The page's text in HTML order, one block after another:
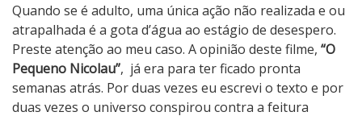
O
P
e
q
u
e
Quando se é adulto, uma única ação não realizada e ou
atrapalhada é a gota d’água ao estágio de desespero.
Preste atenção ao meu caso. A opinião deste filme, “O
Pequeno Nicolau”, já era para ter ficado pronta
semanas atrás. Por duas vezes eu escrevi o texto e por
duas vezes o universo conspirou contra a feitura